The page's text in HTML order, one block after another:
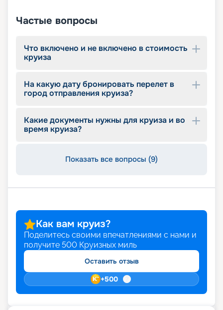
Частые вопросы
Что включено и не включено в стоимость
круиза
На какую дату бронировать перелет в
город отправления круиза?
Какие документы нужны для круиза и во
время круиза?
Показать все вопросы (9)
Как вам круиз?
Поделитесь своими впечатлениями с нами и
получите 500 Круизных миль
Оставить отзыв
+500